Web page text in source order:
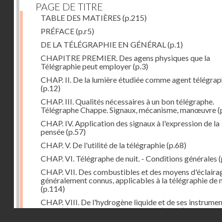
PAGE DE TITRE
TABLE DES MATIÈRES (p.215)
PRÉFACE(p.r5)
DE LA TÉLÉGRAPHIE EN GÉNÉRAL (p.1)
CHAPITRE PREMIER. Des agens physiques que la
Télégraphie peut employer(p.3)
CHAP. II. De la lumière étudiée comme agent
(p.12)
CHAP. III. Qualités nécessaires à un bon télégraphe.
Télégraphe Chappe. Signaux, mécanisme, manœuvre
CHAP. IV. Application des signaux à l'expression de la
pensée(p.57)
CHAP. V. De l'utilité de la télégraphie(p.68)
CHAP. VI. Télégraphe de nuit. - Conditions générales
CHAP. VII. Des combustibles et des moyens
généralement connus, applicables à la télégraphie de
(p.114)
CHAP. VIII. De l'hydrogène liquide et de ses
d'emploi dans la télégraphie de nuit(p.142)